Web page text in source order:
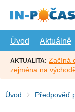
hlavní
Úvod
Aktuálně
AKTUALITA: Začíná
zejména na
Úvod Předpověď